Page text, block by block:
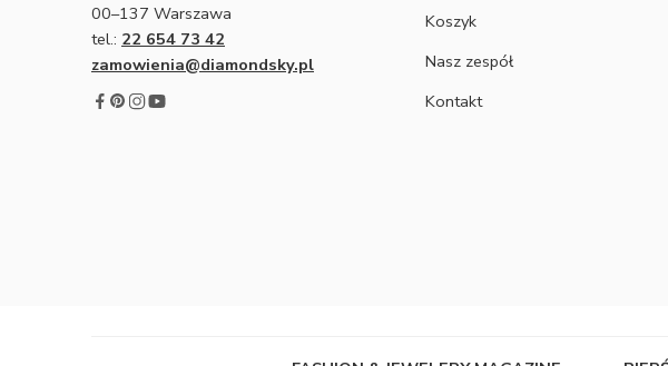
00–137 Warszawa
tel.: 22 654 73 42
zamowienia@diamondsky.pl
Koszyk
Nasz zespół
Kontakt